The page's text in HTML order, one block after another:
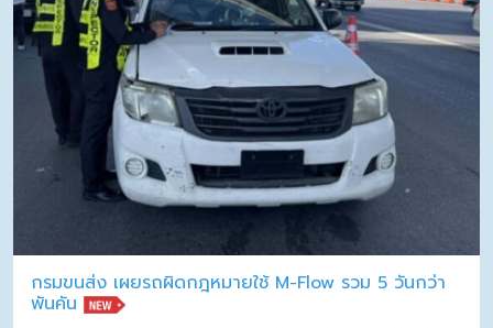
กรมขนส่ง เผยรถผิดกฎหมายใช้ M-Flow รวม 5 วันกว่า
พันคัน